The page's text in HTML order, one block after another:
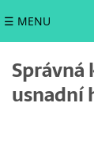
☰ MENU
Správná
usnadní